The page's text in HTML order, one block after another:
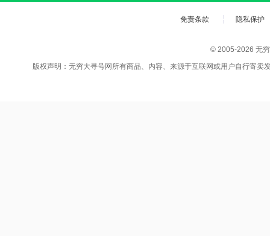
免责条款 隐私保护
© 2005-2026 无
版权声明：无穷大寻号网所有商品、内容、来源于互联网或用户自行寄卖